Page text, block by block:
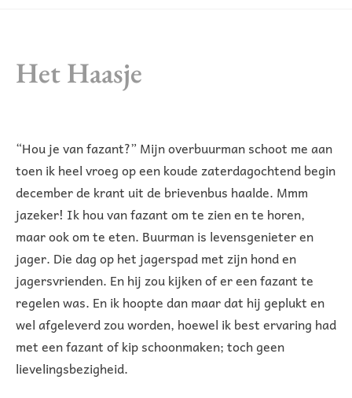
Het Haasje
“Hou je van fazant?” Mijn overbuurman schoot me aan
toen ik heel vroeg op een koude zaterdagochtend begin
december de krant uit de brievenbus haalde. Mmm
jazeker! Ik hou van fazant om te zien en te horen,
maar ook om te eten. Buurman is levensgenieter en
jager. Die dag op het jagerspad met zijn hond en
jagersvrienden. En hij zou kijken of er een fazant te
regelen was. En ik hoopte dan maar dat hij geplukt en
wel afgeleverd zou worden, hoewel ik best ervaring had
met een fazant of kip schoonmaken; toch geen
lievelingsbezigheid.